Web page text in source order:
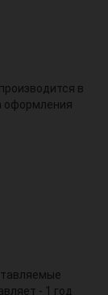
в
оформления
- 1 год